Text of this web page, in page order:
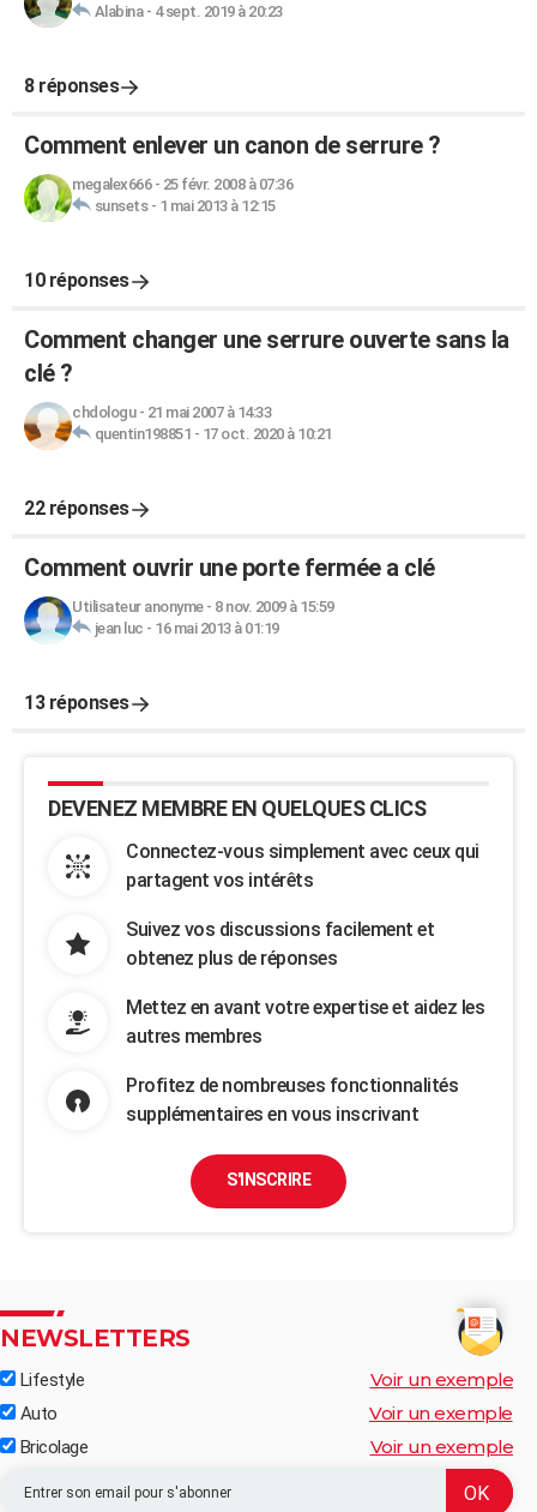
Alabina- 4 sept. 2019 à 20:23
8 réponses
Comment enlever un canon de serrure ?
megalex666- 25 févr. 2008 à 07:36
sunsets- 1 mai 2013 à 12:15
10 réponses
Comment changer une serrure ouverte sans la
clé ?
chdologu- 21 mai 2007 à 14:33
quentin198851 - 17 oct. 2020 à 10:21
22 réponses
Comment ouvrir une porte fermée a clé
Utilisateur anonyme- 8 nov. 2009 à 15:59
jean luc - 16 mai 2013 à 01:19
13 réponses
DEVENEZ MEMBRE EN QUELQUES CLICS
Connectez-vous simplement avec ceux qui
partagent vos intérêts
Suivez vos discussions facilement et
obtenez plus de réponses
Mettez en avant votre expertise et aidez les
autres membres
Profitez de nombreuses fonctionnalités
supplémentaires en vous inscrivant
S'INSCRIRE
NEWSLETTERS
Lifestyle Voir un exemple
Auto Voir un exemple
Bricolage Voir un exemple